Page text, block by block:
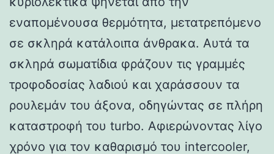
εναπομένουσα θερμότητα, μετατρεπόμενο
σε σκληρά κατάλοιπα άνθρακα. Αυτά τα
σκληρά σωματίδια φράζουν τις γραμμές
τροφοδοσίας λαδιού και χαράσσουν τα
ρουλεμάν του άξονα, οδηγώντας σε πλήρη
καταστροφή του turbo. Αφιερώνοντας λίγο
χρόνο για τον καθαρισμό του intercooler,